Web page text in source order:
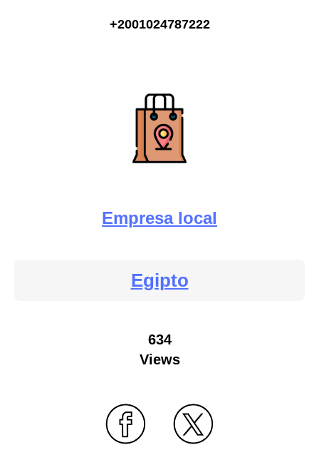
+2001024787222
Empresa local
Egipto
634
Views